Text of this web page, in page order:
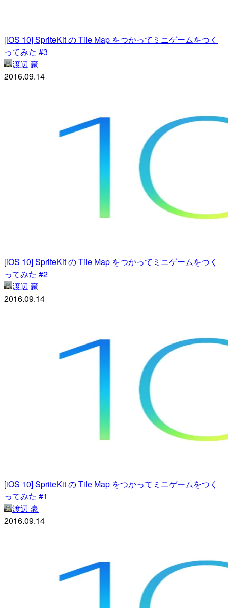
[iOS 10] SpriteKit の Tile Map をつかってミニゲームをつく
ってみた #3
渡辺 豪
2016.09.14
[iOS 10] SpriteKit の Tile Map をつかってミニゲームをつく
ってみた #2
渡辺 豪
2016.09.14
[iOS 10] SpriteKit の Tile Map をつかってミニゲームをつく
ってみた #1
渡辺 豪
2016.09.14